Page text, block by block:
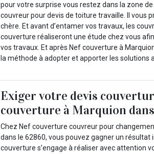
pour votre surprise vous restez dans la zone
couvreur pour devis de toiture travaille. Il vous
chère. Et avant d’entamer vos travaux, les
couverture réaliseront une étude chez vous
vos travaux. Et après Nef couverture à
la méthode à adopter et apporter les solutions
Exiger votre devis
couverture à Marquion
Chez Nef couverture couvreur pour
dans le 62860, vous pouvez gagner un résultat
couverture s’engage à réaliser avec attention